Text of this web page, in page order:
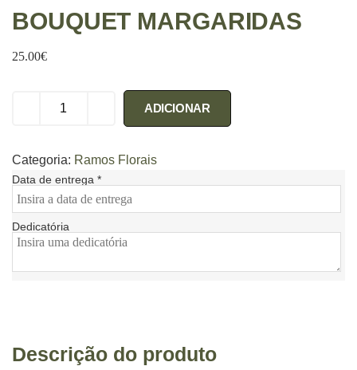
BOUQUET MARGARIDAS
25.00€
ADICIONAR
Categoria: Ramos Florais
Data de entrega *
Dedicatória
Descrição do produto